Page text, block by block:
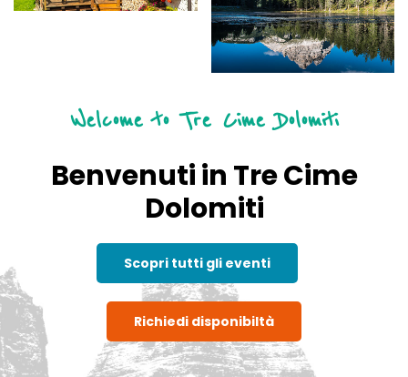
Welcome to Tre Cime Dolomiti
Benvenuti in Tre Cime
Dolomiti
Scopri tutti gli eventi
Richiedi disponibiltà